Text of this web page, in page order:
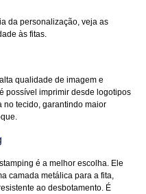
da personalização, veja as
às fitas.
qualidade de imagem e
possível imprimir desde logotipos
no tecido, garantindo maior
é a melhor escolha. Ele
camada metálica para a fita,
ao desbotamento. É